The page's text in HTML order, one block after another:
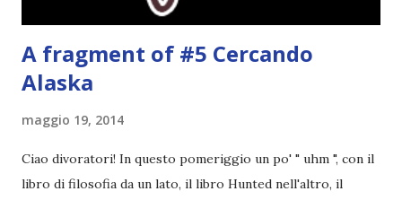
A fragment of #5 Cercando
Alaska
maggio 19, 2014
Ciao divoratori! In questo pomeriggio un po' " uhm ", con il
libro di filosofia da un lato, il libro Hunted nell'altro, il